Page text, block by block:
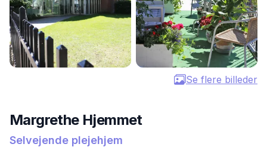
Se flere billeder
Margrethe Hjemmet
Selvejende plejehjem